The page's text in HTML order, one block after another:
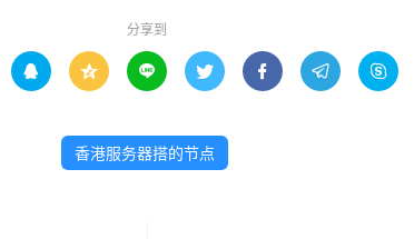
分享到
      
香港服务器搭的节点